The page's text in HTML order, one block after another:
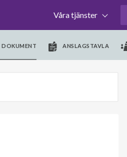
Våra tjänster
DOKUMENT ANSLAGSTAVLA